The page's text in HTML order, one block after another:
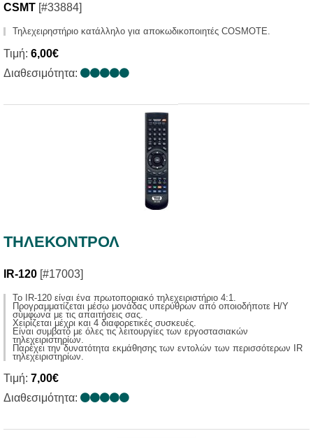
CSMT [#33884]
Τηλεχειρηστήριο κατάλληλο για αποκωδικοποιητές COSMOTE.
Τιμή: 6,00€
Διαθεσιμότητα:
ΤΗΛΕΚΟΝΤΡΟΛ
IR-120 [#17003]
Το IR-120 είναι ένα πρωτοποριακό τηλεχειριστήριο 4:1.
Προγραμματίζεται μέσω μονάδας υπερύθρων από οποιοδήποτε Η/Υ
σύμφωνα με τις απαιτήσεις σας.
Χειρίζεται μέχρι και 4 διαφορετικές συσκευές.
Είναι συμβατό με όλες τις λειτουργίες των εργοστασιακών
τηλεχειριστηρίων.
Παρέχει την δυνατότητα εκμάθησης των εντολών των περισσότερων IR
τηλεχειριστηρίων.
Τιμή: 7,00€
Διαθεσιμότητα: